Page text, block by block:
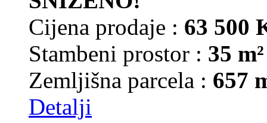
Cijena prodaje : 63 500
Stambeni prostor : 35 m²
Zemljišna parcela : 657
Detalji